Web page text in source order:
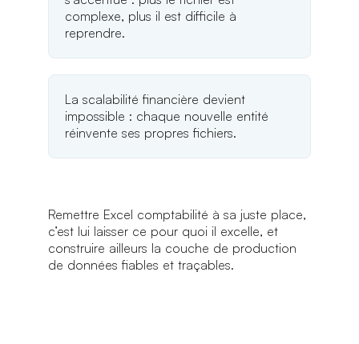
complexe, plus il est difficile à
reprendre.
La scalabilité financière devient
impossible : chaque nouvelle entité
réinvente ses propres fichiers.
Remettre Excel comptabilité à sa juste place,
c’est lui laisser ce pour quoi il excelle, et
construire ailleurs la couche de production
de données fiables et traçables.